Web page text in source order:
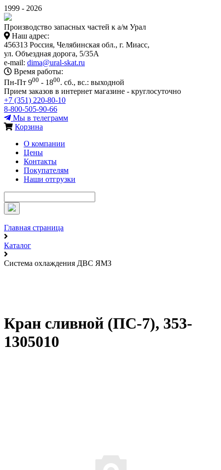
1999 - 2026
Производство запасных частей к а/м Урал
Наш адрес:
456313 Россия, Челябинская обл., г. Миасс,
ул. Объездная дорога, 5/35А
e-mail: dima@ural-skat.ru
Время работы:
Пн-Пт 900 - 1800. сб., вс.: выходной
Прием заказов в интернет магазине - круглосуточно
+7 (351) 220-80-10
8-800-505-90-66
Мы в телеграмм
Корзина
О компании
Цены
Контакты
Покупателям
Наши отгрузки
Главная страница
Каталог
Система охлаждения ДВС ЯМЗ
Кран сливной (ПС-7), 353-
1305010